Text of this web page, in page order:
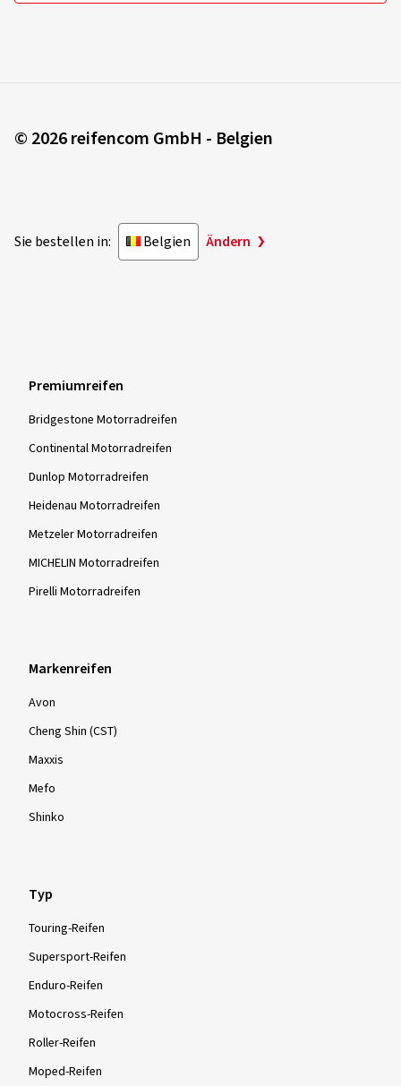
© 2026 reifencom GmbH - Belgien
Sie bestellen in: Belgien Ändern
Premiumreifen
Bridgestone Motorradreifen
Continental Motorradreifen
Dunlop Motorradreifen
Heidenau Motorradreifen
Metzeler Motorradreifen
MICHELIN Motorradreifen
Pirelli Motorradreifen
Markenreifen
Avon
Cheng Shin (CST)
Maxxis
Mefo
Shinko
Typ
Touring-Reifen
Supersport-Reifen
Enduro-Reifen
Motocross-Reifen
Roller-Reifen
Moped-Reifen